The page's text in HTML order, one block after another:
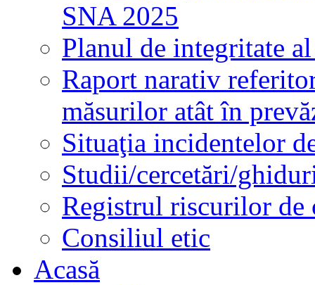
SNA 2025
Planul de integritate
Raport narativ
măsurilor atât în
Situaţia incidentelor
Studii/cercetări/
Registrul riscurilor de
Consiliul etic
Acasă